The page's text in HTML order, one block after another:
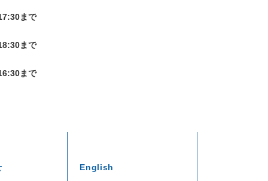
まで
まで
まで
English